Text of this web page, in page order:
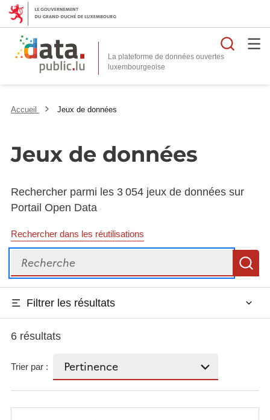
La plateforme de données ouvertes
Accueil Jeux de données
Jeux de données
Rechercher parmi les 3 054 jeux de données sur
Portail Open Data
Rechercher dans les réutilisations
Recherche
Filtrer les résultats
6 résultats
Trier par :